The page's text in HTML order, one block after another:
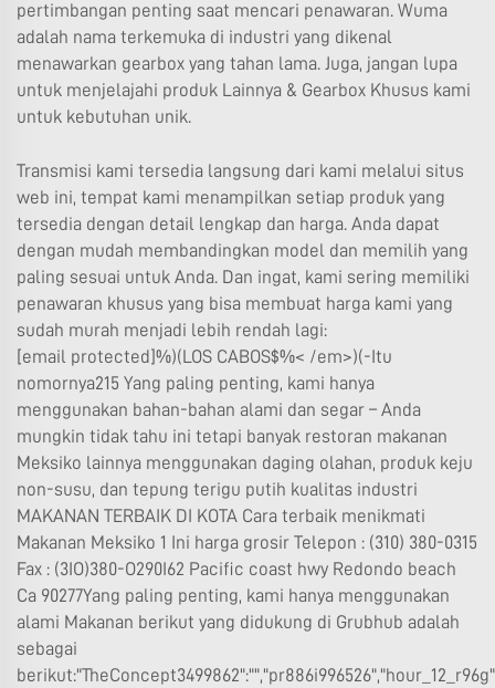
pertimbangan penting saat mencari penawaran. Wuma
adalah nama terkemuka di industri yang dikenal
menawarkan gearbox yang tahan lama. Juga, jangan lupa
untuk menjelajahi produk Lainnya & Gearbox Khusus kami
untuk kebutuhan unik.
Transmisi kami tersedia langsung dari kami melalui situs
web ini, tempat kami menampilkan setiap produk yang
tersedia dengan detail lengkap dan harga. Anda dapat
dengan mudah membandingkan model dan memilih yang
paling sesuai untuk Anda. Dan ingat, kami sering memiliki
penawaran khusus yang bisa membuat harga kami yang
sudah murah menjadi lebih rendah lagi:
[email protected]%)(LOS CABOS$%< /em>)(-Itu
nomornya215 Yang paling penting, kami hanya
menggunakan bahan-bahan alami dan segar – Anda
mungkin tidak tahu ini tetapi banyak restoran makanan
Meksiko lainnya menggunakan daging olahan, produk keju
non-susu, dan tepung terigu putih kualitas industri
MAKANAN TERBAIK DI KOTA Cara terbaik menikmati
Makanan Meksiko 1 Ini harga grosir Telepon : (310) 380-0315
Fax : (3IO)380-O290I62 Pacific coast hwy Redondo beach
Ca 90277Yang paling penting, kami hanya menggunakan
alami Makanan berikut yang didukung di Grubhub adalah
sebagai